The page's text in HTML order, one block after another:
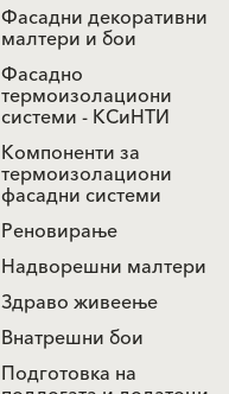
Фасадни декоративни
малтери и бои
Фасадно
термоизолациони
системи - КСиНТИ
Компоненти за
термоизолациони
фасадни системи
Реновирање
Надворешни малтери
Здраво живеење
Внатрешни бои
Подготовка на